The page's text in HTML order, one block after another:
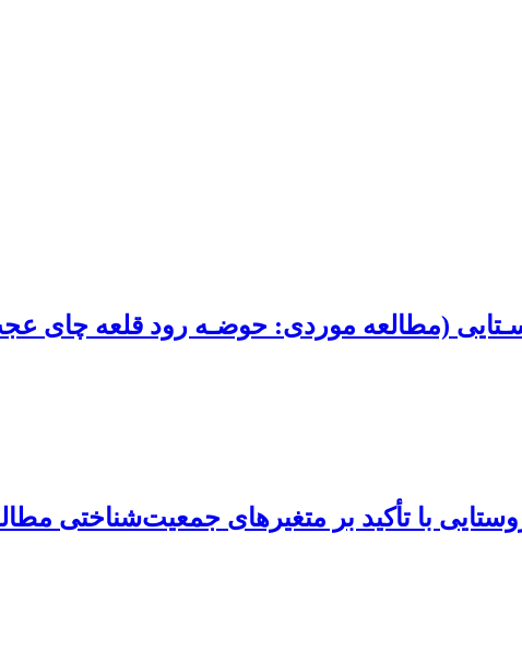
(مطالعه موردی: حوضـه رود قلعه چای
با تأکید بر متغیرهای جمعیت‌شناختی